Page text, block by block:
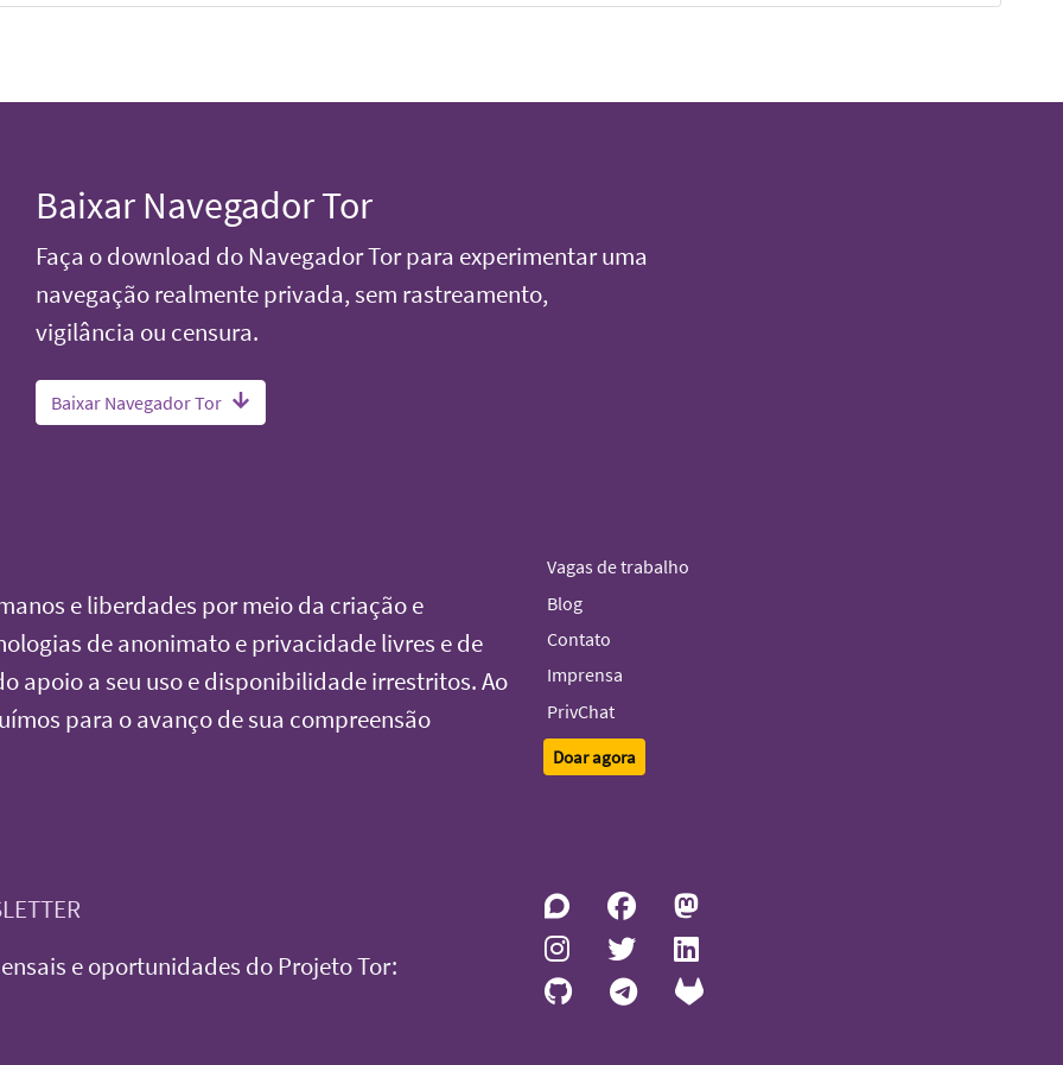
Baixar Navegador Tor
Faça o download do Navegador Tor para experimentar uma
navegação realmente privada, sem rastreamento,
vigilância ou censura.
Baixar Navegador Tor
e liberdades por meio da criação e
de anonimato e privacidade livres e de
apoio a seu uso e disponibilidade irrestritos. Ao
para o avanço de sua compreensão
Vagas de trabalho
Blog
Contato
Imprensa
PrivChat
Doar agora
e oportunidades do Projeto Tor: